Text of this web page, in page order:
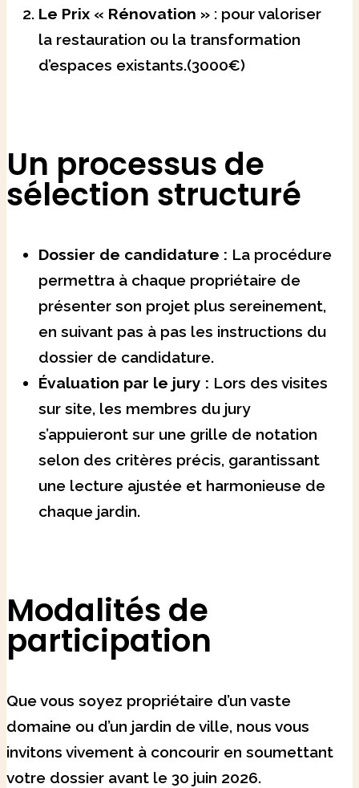
Le Prix « Rénovation » : pour valoriser
la restauration ou la transformation
d’espaces existants.(3000€)
Un processus de
sélection structuré
Dossier de candidature : La procédure
permettra à chaque propriétaire de
présenter son projet plus sereinement,
en suivant pas à pas les instructions du
dossier de candidature.
Évaluation par le jury : Lors des visites
sur site, les membres du jury
s’appuieront sur une grille de notation
selon des critères précis, garantissant
une lecture ajustée et harmonieuse de
chaque jardin.
Modalités de
participation
Que vous soyez propriétaire d’un vaste
domaine ou d’un jardin de ville, nous vous
invitons vivement à concourir en soumettant
votre dossier avant le 30 juin 2026.